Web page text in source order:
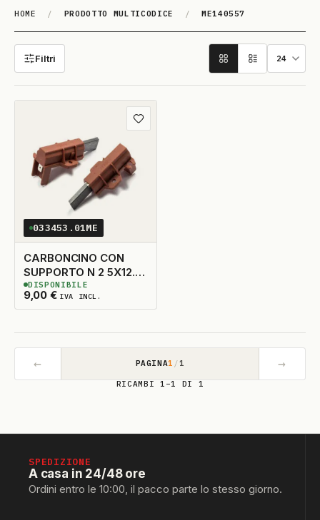
HOME / PRODOTTO MULTICODICE / ME140557
ME140557
Filtri
Aggiungi ai preferiti
033453.01ME
CARBONCINO CON
SUPPORTO N 2 5X12.5
TAGLIO A DX
9,00 € IVA INCL.
10 DISPONIBILI
DISPONIBILE
← PAGINA1 /1 →
RICAMBI 1–1 DI 1
SPEDIZIONE
A casa in 24/48 ore
Ordini entro le 10:00, il pacco parte lo stesso giorno.